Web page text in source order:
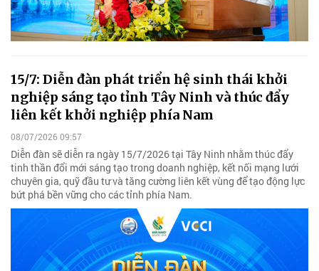
15/7: Diễn đàn phát triển hệ sinh thái khởi
nghiệp sáng tạo tỉnh Tây Ninh và thúc đẩy
liên kết khởi nghiệp phía Nam
08/07/2026 09:57
Diễn đàn sẽ diễn ra ngày 15/7/2026 tại Tây Ninh nhằm thúc đẩy
tinh thần đổi mới sáng tạo trong doanh nghiệp, kết nối mạng lưới
chuyên gia, quỹ đầu tư và tăng cường liên kết vùng để tạo động lực
bứt phá bền vững cho các tỉnh phía Nam.